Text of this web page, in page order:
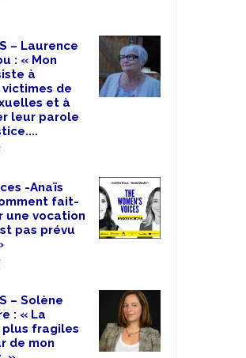
– Laurence
: « Mon
à
de
et à
leur parole
-Anaïs
fait-
une vocation
pas prévu
– Solène
: « La
fragiles
de mon